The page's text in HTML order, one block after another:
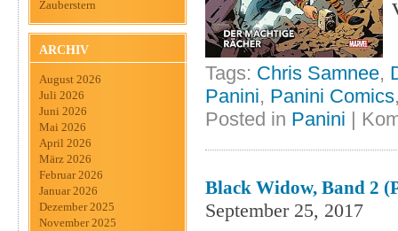
Zauberstern
ARCHIV
August 2026
Juli 2026
Juni 2026
Mai 2026
April 2026
März 2026
Februar 2026
Januar 2026
Dezember 2025
November 2025
Tags: Chris Samnee,
Panini, Panini Comics
Posted in Panini |
Black Widow, Band 2
September 25, 2017